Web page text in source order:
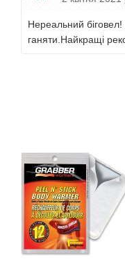
Нереальний
ганяти.Найкращі